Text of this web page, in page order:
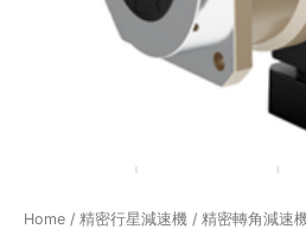
Home / 精密行星減速機 / 精密轉角減速